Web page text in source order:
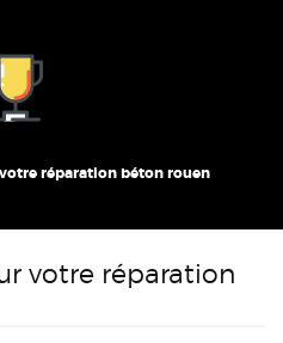
réparation béton rouen
votre réparation